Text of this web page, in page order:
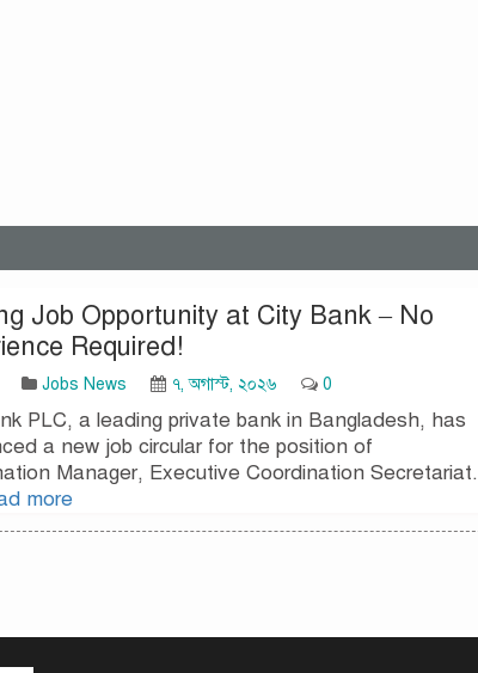
Job Opportunity at City Bank – No
Required!
Jobs News ৭, অগাস্ট, ২০২৬ 0
PLC, a leading private bank in Bangladesh, has
a new job circular for the position of
Manager, Executive Coordination Secretariat.
more